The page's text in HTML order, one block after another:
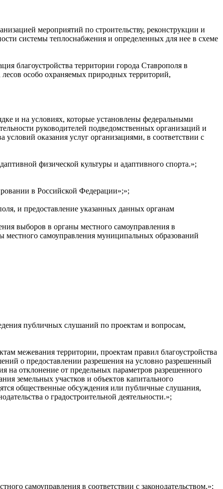
мероприятий по строительству, реконструкции и
системы теплоснабжения и определенных для нее в схеме
благоустройства территории города Ставрополя в
особо охраняемых природных территорий,
и на условиях, которые установлены федеральными
руководителей подведомственных организаций и
оказания услуг организациями, в соответствии с
физической культуры и адаптивного спорта.»;
в Российской Федерации»;»;
и предоставление указанных данных органам
выборов в органы местного самоуправления в
местного самоуправления муниципальных образований
публичных слушаний по проектам и вопросам,
межевания территории, проектам правил благоустройства
о предоставлении разрешения на условно разрешенный
на отклонение от предельных параметров разрешенного
земельных участков и объектов капитального
общественные обсуждения или публичные слушания,
о градостроительной деятельности.»;
самоуправления в соответствии с законодательством.»;